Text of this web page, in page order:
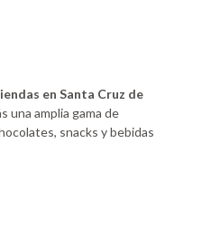
en Santa Cruz de
una amplia gama de
snacks y bebidas